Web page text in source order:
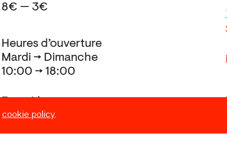
cookie policy.
Heures d’ouverture
Mardi → Dimanche
10:00 → 18:00
24.12, 25.12, 31.12, 01.01,
8€ — 3€